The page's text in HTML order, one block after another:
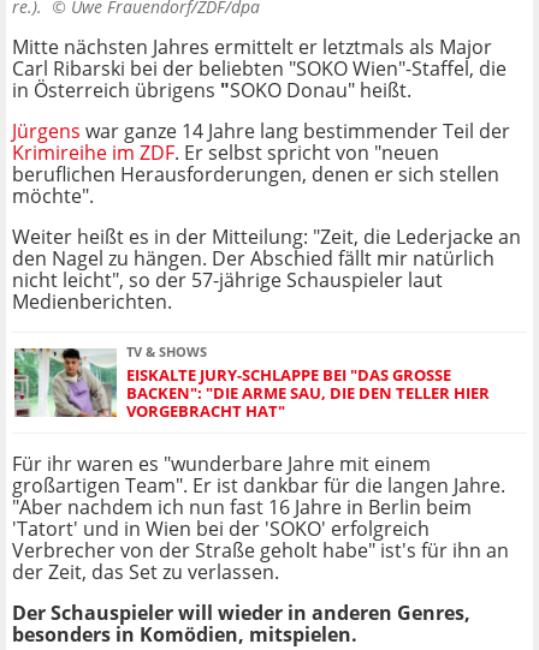
re.). © Uwe Frauendorf/ZDF/dpa
Mitte nächsten Jahres ermittelt er letztmals als Major
Carl Ribarski bei der beliebten "SOKO Wien"-Staffel, die
in Österreich übrigens "SOKO Donau" heißt.
Jürgens war ganze 14 Jahre lang bestimmender Teil der
Krimireihe im ZDF. Er selbst spricht von "neuen
beruflichen Herausforderungen, denen er sich stellen
möchte".
Weiter heißt es in der Mitteilung: "Zeit, die Lederjacke an
den Nagel zu hängen. Der Abschied fällt mir natürlich
nicht leicht", so der 57-jährige Schauspieler laut
Medienberichten.
TV & SHOWS
EISKALTE JURY-SCHLAPPE BEI "DAS GROSSE B
ACKEN": "DIE ARME SAU, DIE DEN TELLER HIER V
ORGEBRACHT HAT"
Für ihr waren es "wunderbare Jahre mit einem
großartigen Team". Er ist dankbar für die langen Jahre.
"Aber nachdem ich nun fast 16 Jahre in Berlin beim
'Tatort' und in Wien bei der 'SOKO' erfolgreich
Verbrecher von der Straße geholt habe" ist's für ihn an
der Zeit, das Set zu verlassen.
Der Schauspieler will wieder in anderen Genres,
besonders in Komödien, mitspielen.